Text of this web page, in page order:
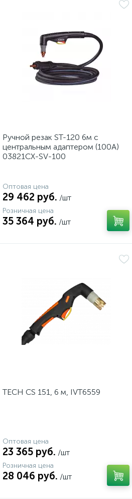
Ручной резак ST-120 6м с
центральным адаптером (100A)
03821CX-SV-100
Оптовая цена
29 462 руб. /шт
Розничная цена
35 364 руб. /шт
TECH CS 151, 6 м, IVT6559
Оптовая цена
23 365 руб. /шт
Розничная цена
28 046 руб. /шт